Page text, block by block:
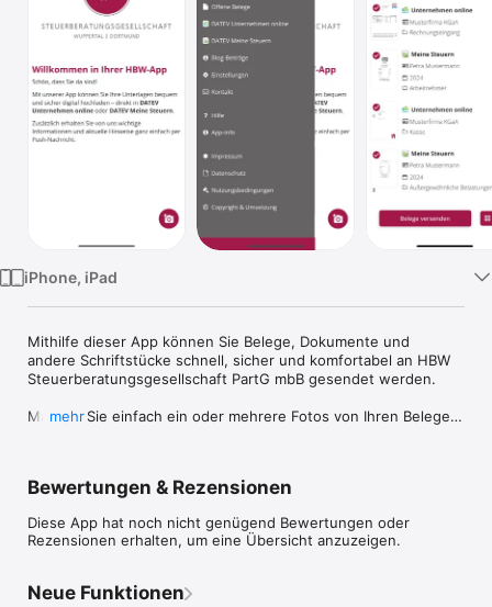
iPhone, iPad
Mithilfe dieser App können Sie Belege, Dokumente und
andere Schriftstücke schnell, sicher und komfortabel an HBW
Steuerberatungsgesellschaft PartG mbB gesendet werden.
Machen Sie einfach ein oder mehrere Fotos von Ihren Belegen
HBW Steuerberatungsgesellschaft PartG mbB
42103 Wuppertal
Beleg anbei
mehr
Bewertungen & Rezensionen
Diese App hat noch nicht genügend Bewertungen oder
Rezensionen erhalten, um eine Übersicht anzuzeigen.
Neue Funktionen